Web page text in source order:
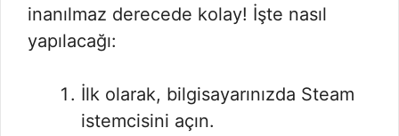
inanılmaz derecede kolay! İşte nasıl
yapılacağı:
İlk olarak, bilgisayarınızda Steam
istemcisini açın.